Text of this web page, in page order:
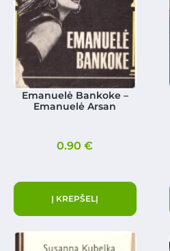
Emanuelė Bankoke –
Emanuelė Arsan
0.90€
Į KREPŠELĮ